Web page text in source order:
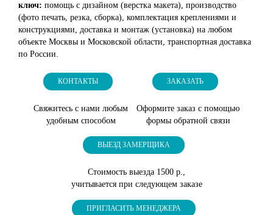
ключ: помощь с дизайном (верстка макета), производство
(фото печать, резка, сборка), комплектация креплениями и
конструкциями, доставка и монтаж (установка) на любом
объекте Москвы и Московской области, транспортная доставка
по России.
КОНТАКТЫ
Свяжитесь с нами любым
удобным способом
ЗАКАЗАТЬ
Оформите заказ с помощью
формы обратной связи
ВЫЕЗД ЗАМЕРЩИКА
Стоимость выезда 1500 р.,
учитывается при следующем заказе
ПРИГЛАСИТЬ МЕНЕДЖЕРА